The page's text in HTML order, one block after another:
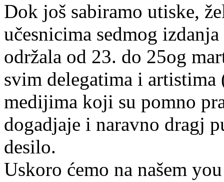
Dok još sabiramo utiske,
učesnicima sedmog
održala od 23. do 25og
svim delegatima i
medijima koji su pomno
dogadjaje i naravno dragj
desilo.
Uskoro ćemo na našem